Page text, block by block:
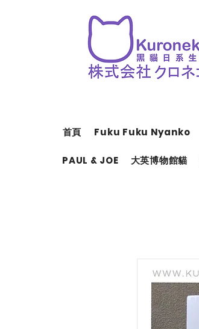
首頁 Fuku Fuku Nyanko
PAUL & JOE 大英博物館貓